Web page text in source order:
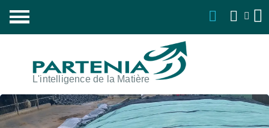
L'intelligence de la Matière